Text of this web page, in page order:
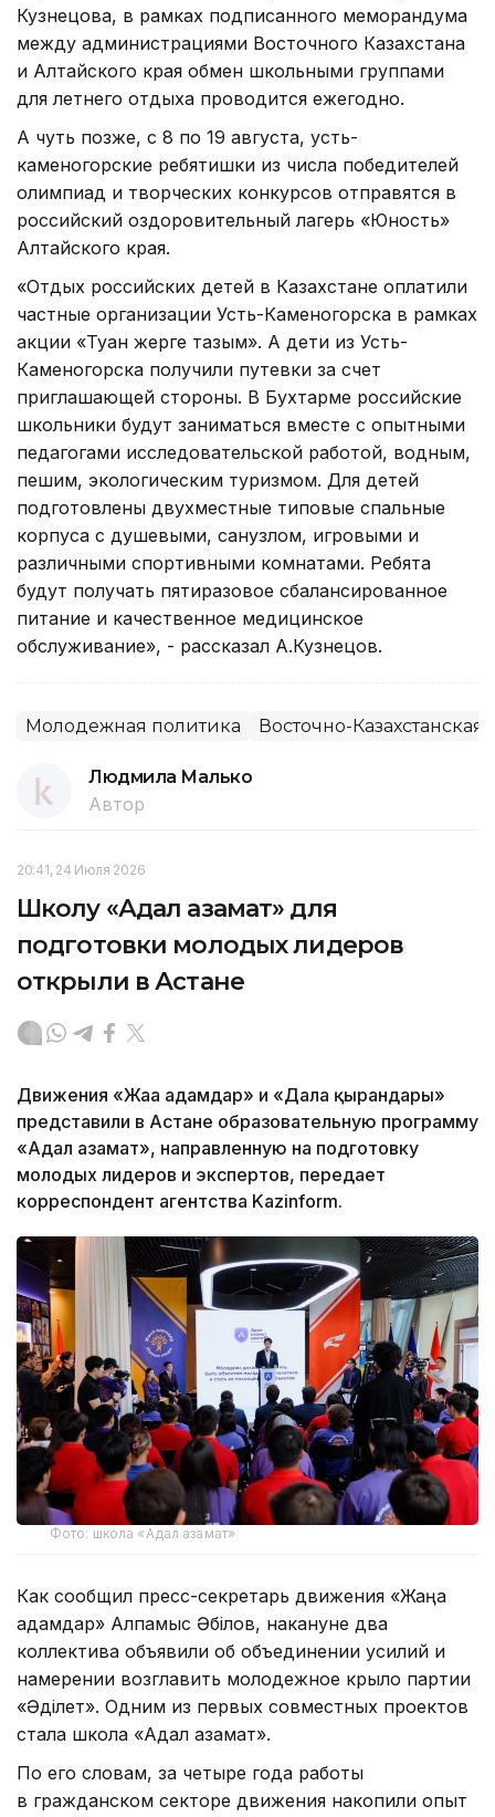
Кузнецова, в рамках подписанного меморандума
между администрациями Восточного Казахстана
и Алтайского края обмен школьными группами
для летнего отдыха проводится ежегодно.
А чуть позже, с 8 по 19 августа, усть-
каменогорские ребятишки из числа победителей
олимпиад и творческих конкурсов отправятся в
российский оздоровительный лагерь «Юность»
Алтайского края.
«Отдых российских детей в Казахстане оплатили
частные организации Усть-Каменогорска в рамках
акции «Туған жерге тағзым». А дети из Усть-
Каменогорска получили путевки за счет
приглашающей стороны. В Бухтарме российские
школьники будут заниматься вместе с опытными
педагогами исследовательской работой, водным,
пешим, экологическим туризмом. Для детей
подготовлены двухместные типовые спальные
корпуса с душевыми, санузлом, игровыми и
различными спортивными комнатами. Ребята
будут получать пятиразовое сбалансированное
питание и качественное медицинское
обслуживание», - рассказал А.Кузнецов.
Молодежная политика Восточно-Казахстанская
Людмила Малько
Автор
20:41, 24 Июля 2026
Школу «Адал азамат» для
подготовки молодых лидеров
открыли в Астане
Движения «Жаңа адамдар» и «Дала қырандары»
представили в Астане образовательную программу
«Адал азамат», направленную на подготовку
молодых лидеров и экспертов, передает
корреспондент агентства Kazinform.
Фото: школа «Адал азамат»
Как сообщил пресс-секретарь движения «Жаңа
адамдар» Алпамыс Әбілов, накануне два
коллектива объявили об объединении усилий и
намерении возглавить молодежное крыло партии
«Әділет». Одним из первых совместных проектов
стала школа «Адал азамат».
По его словам, за четыре года работы
в гражданском секторе движения накопили опыт